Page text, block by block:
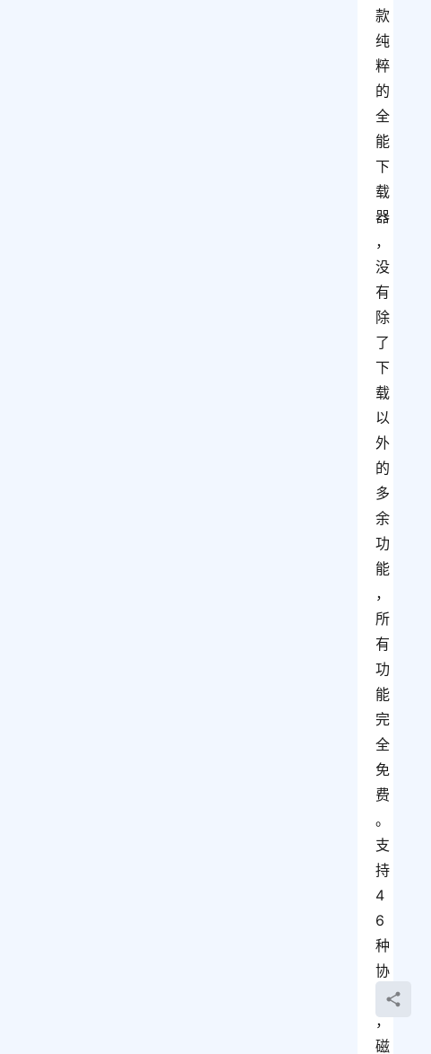
款
纯
粹
的
全
能
下
载
器
，
没
有
除
了
下
载
以
外
的
多
余
功
能
，
所
有
功
能
完
全
免
费
。
支
持
4
6
种
协
议
，
磁